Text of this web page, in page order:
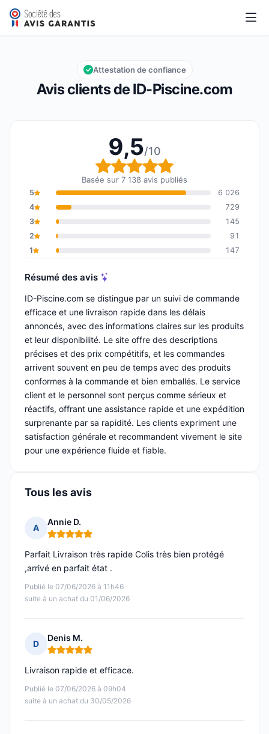
ID-Piscine.com
Note globale : 9,5 sur 10
9,5/10
Avis clients de ID-Piscine.com
Attestation de confiance
9,5/10
Note globale : 9,5 sur
Basée sur 7 138 avis publiés
5
6 026
4
729
3
145
2
91
1
147
Résumé des avis
ID-Piscine.com se distingue par un suivi de commande
efficace et une livraison rapide dans les délais
annoncés, avec des informations claires sur les produits
et leur disponibilité. Le site offre des descriptions
précises et des prix compétitifs, et les commandes
arrivent souvent en peu de temps avec des produits
conformes à la commande et bien emballés. Le service
client et le personnel sont perçus comme sérieux et
réactifs, offrant une assistance rapide et une expédition
surprenante par sa rapidité. Les clients expriment une
satisfaction générale et recommandent vivement le site
pour une expérience fluide et fiable.
Tous les avis
A
Annie D.
Note : 5 sur 5
Publié le 07/06/2026 à 11h46
suite à un achat du 01/06/2026
Parfait Livraison très rapide Colis très bien protégé
,arrivé en parfait état .
D
Denis M.
Note : 5 sur 5
Publié le 07/06/2026 à 09h04
suite à un achat du 30/05/2026
Livraison rapide et efficace.